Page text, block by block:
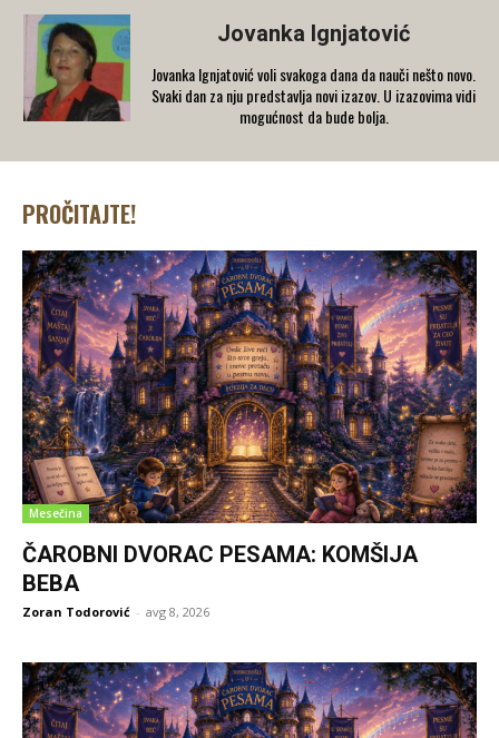
Jovanka Ignjatović
Jovanka Ignjatović voli svakoga dana da nauči nešto novo.
Svaki dan za nju predstavlja novi izazov. U izazovima vidi
mogućnost da bude bolja.
PROČITAJTE!
Mesečina
ČAROBNI DVORAC PESAMA: KOMŠIJA
BEBA
Zoran Todorović - avg 8, 2026